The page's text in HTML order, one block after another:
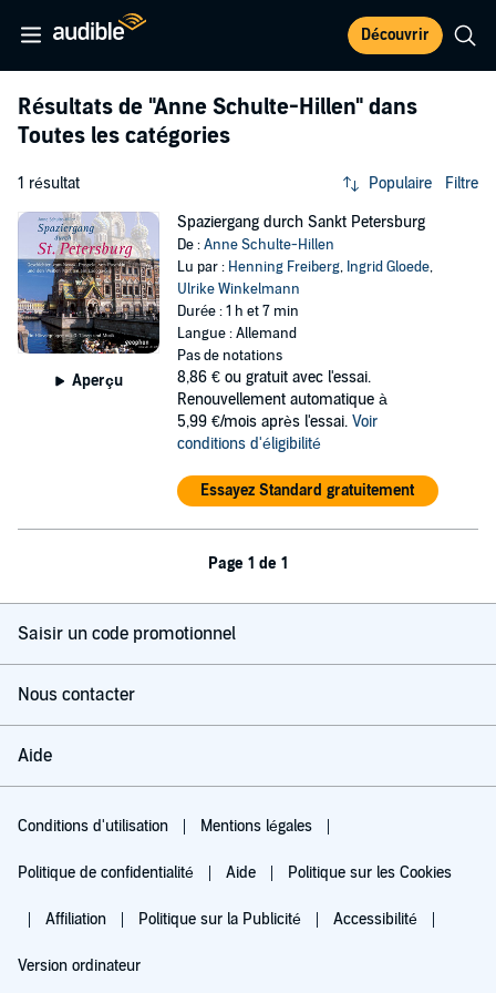
Découvrir
Résultats de "Anne Schulte-Hillen" dans
Toutes les catégories
1 résultat Populaire Filtre
Aperçu
Spaziergang durch Sankt Petersburg
De :Anne Schulte-Hillen
Lu par : Henning Freiberg, Ingrid Gloede,
Ulrike Winkelmann
Durée : 1 h et 7 min
Langue : Allemand
Pas de notations
8,86 € ou gratuit avec l'essai.
Renouvellement automatique à
5,99 €/mois après l'essai. Voir
conditions d'éligibilité
Essayez Standard gratuitement
Page 1 de 1
Saisir un code promotionnel
Nous contacter
Aide
Conditions d'utilisation Mentions légales
Politique de confidentialité Aide Politique sur les Cookies
Affiliation Politique sur la Publicité Accessibilité
Version ordinateur